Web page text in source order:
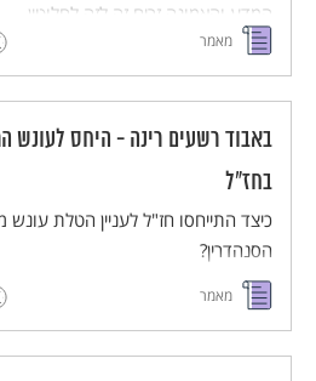
המדע והאמונה זרים זה לזה לחלוטין.
מאמר
באבוד רשעים רינה - היחס לעונש
בחז"ל
כיצד התייחסו חז"ל לעניין הטלת עונש
הסנהדרין?
מאמר